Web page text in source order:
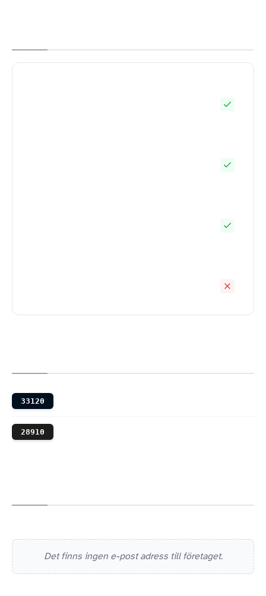
33120
28910
Det finns ingen e-post adress till företaget.